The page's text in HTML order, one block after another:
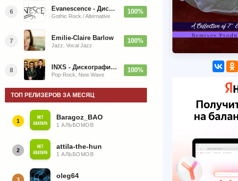
6 Evanescence - Дискография (1998-2026)
Gothic Rock / Alternative
100%
7 Emilie-Claire Barlow
Jazz, Vocal Jazz
100%
8 INXS - Дискография (1981-2004)
Pop-Rock, New Wave
100%
ТОП РЕЛИЗЕРОВ ЗА МЕСЯЦ
1 Baragoz_BAO
1 АЛЬБОМОВ
2 attila-the-hun
1 АЛЬБОМОВ
3 oleg64